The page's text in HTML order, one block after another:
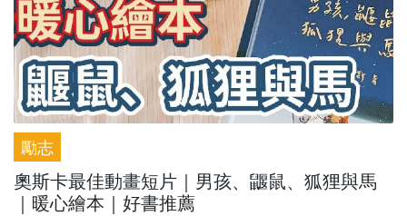
勵志
奧斯卡最佳動畫短片｜男孩、鼴鼠、狐狸與馬
｜暖心繪本｜好書推薦